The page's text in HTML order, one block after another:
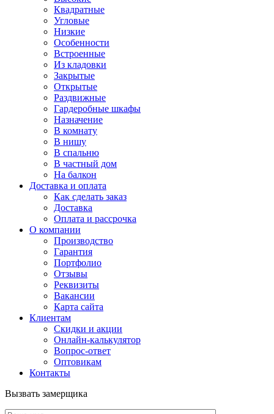
Квадратные
Угловые
Низкие
Особенности
Встроенные
Из кладовки
Закрытые
Открытые
Раздвижные
Гардеробные шкафы
Назначение
В комнату
В нишу
В спальню
В частный дом
На балкон
Доставка и оплата
Как сделать заказ
Доставка
Оплата и рассрочка
О компании
Производство
Гарантия
Портфолио
Отзывы
Реквизиты
Вакансии
Карта сайта
Клиентам
Скидки и акции
Онлайн-калькулятор
Вопрос-ответ
Оптовикам
Контакты
Вызвать замерщика